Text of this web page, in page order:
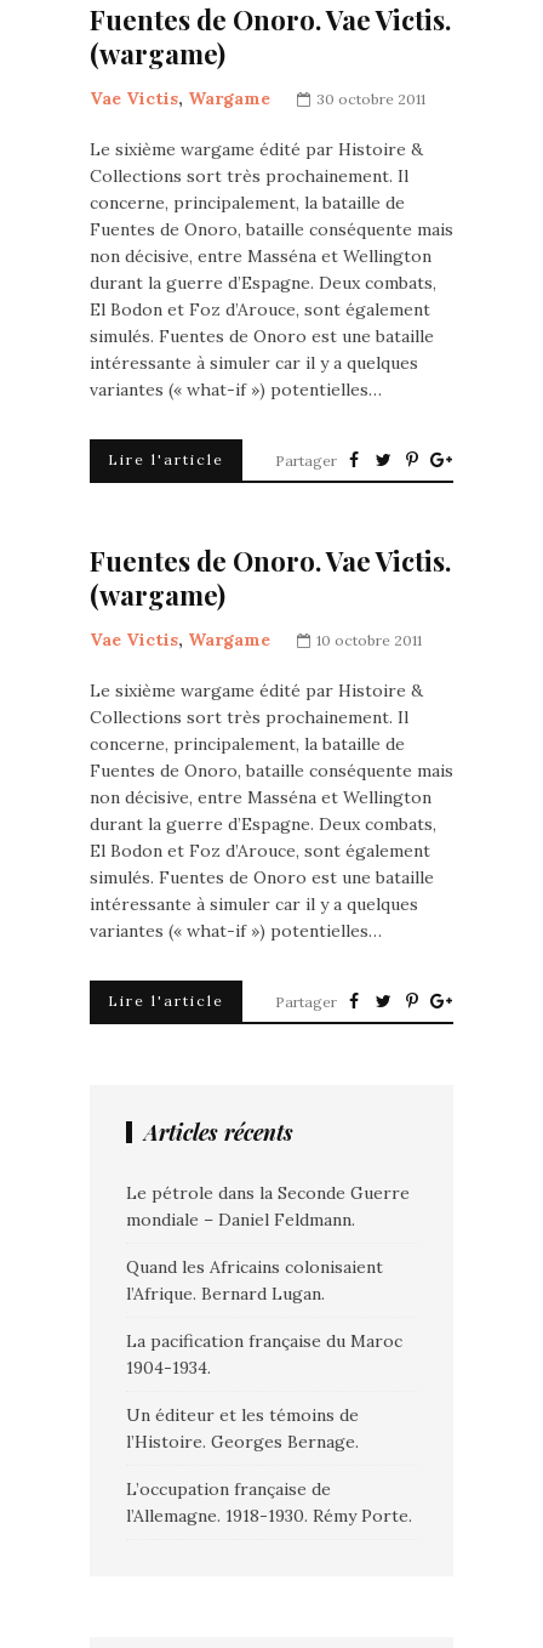
Fuentes de Onoro. Vae Victis.
(wargame)
Vae Victis, Wargame 30 octobre 2011
Le sixième wargame édité par Histoire &
Collections sort très prochainement. Il
concerne, principalement, la bataille de
Fuentes de Onoro, bataille conséquente mais
non décisive, entre Masséna et Wellington
durant la guerre d’Espagne. Deux combats,
El Bodon et Foz d’Arouce, sont également
simulés. Fuentes de Onoro est une bataille
intéressante à simuler car il y a quelques
variantes (« what-if ») potentielles…
Lire l'article Partager
Fuentes de Onoro. Vae Victis.
(wargame)
Vae Victis, Wargame 10 octobre 2011
Le sixième wargame édité par Histoire &
Collections sort très prochainement. Il
concerne, principalement, la bataille de
Fuentes de Onoro, bataille conséquente mais
non décisive, entre Masséna et Wellington
durant la guerre d’Espagne. Deux combats,
El Bodon et Foz d’Arouce, sont également
simulés. Fuentes de Onoro est une bataille
intéressante à simuler car il y a quelques
variantes (« what-if ») potentielles…
Lire l'article Partager
Articles récents
Le pétrole dans la Seconde Guerre
mondiale – Daniel Feldmann.
Quand les Africains colonisaient
l’Afrique. Bernard Lugan.
La pacification française du Maroc
1904-1934.
Un éditeur et les témoins de
l’Histoire. Georges Bernage.
L’occupation française de
l’Allemagne. 1918-1930. Rémy Porte.